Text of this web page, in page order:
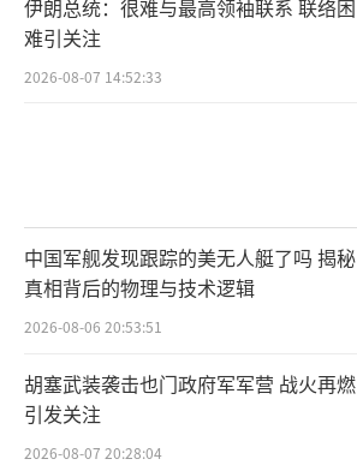
伊朗总统：很难与最高领袖联系 联络困
难引关注
2026-08-07 14:52:33
中国军舰发现跟踪的美无人艇了吗 揭秘
真相背后的物理与技术逻辑
2026-08-06 20:53:51
胡塞武装袭击也门政府军军营 战火再燃
引发关注
2026-08-07 20:28:04